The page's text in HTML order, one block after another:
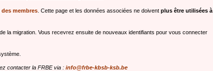
membres . Cette page et les données associées ne doivent plus être utilisées à
la migration. Vous recevrez ensuite de nouveaux identifiants pour vous connecter
contacter la FRBE via : info@frbe-kbsb-ksb.be